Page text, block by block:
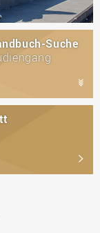
Suche